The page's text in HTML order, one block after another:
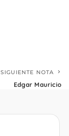
SIGUIENTE NOTA
Edgar Mauricio